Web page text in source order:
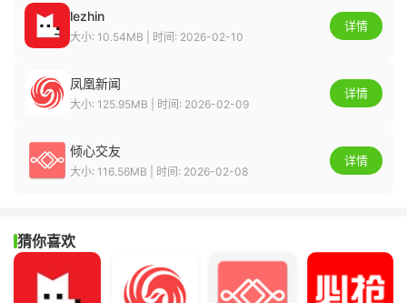
lezhin
大小: 10.54MB | 时间: 2026-02-10
详情
凤凰新闻
大小: 125.95MB | 时间: 2026-02-09
详情
倾心交友
大小: 116.56MB | 时间: 2026-02-08
详情
猜你喜欢